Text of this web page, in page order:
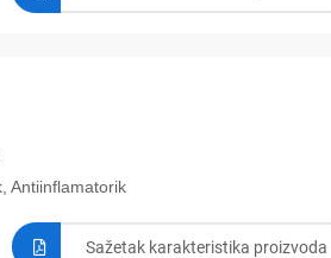
Antiinflamatorik
Sažetak karakteristika proizvoda